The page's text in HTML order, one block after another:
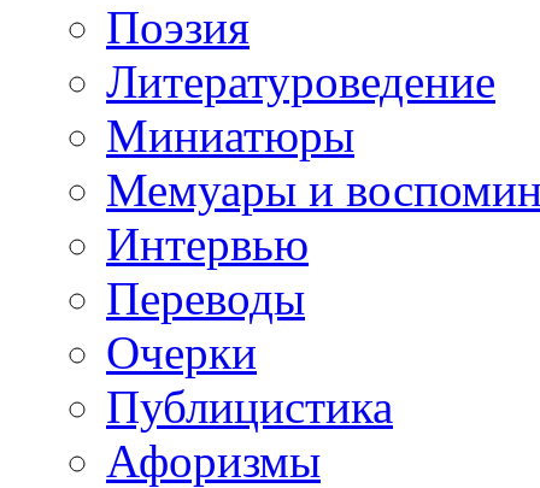
Поэзия
Литературоведение
Миниатюры
Мемуары и
Интервью
Переводы
Очерки
Публицистика
Афоризмы